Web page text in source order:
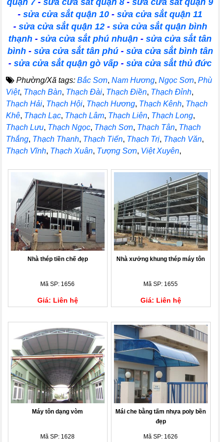
quận 7 - sửa cửa sắt quận 8 - sửa cửa sắt quận 9
- sửa cửa sắt quận 10 - sửa cửa sắt quận 11
- sửa cửa sắt quận 12- sửa cửa sắt quận bình
thạnh - sửa cửa sắt phú nhuận - sửa cửa sắt tân
bình- sửa cửa sắt tân phú- sửa cửa sắt bình tân
- sửa cửa sắt quận gò vấp - sửa cửa sắt thủ đức
Phường/Xã tags: Bắc Sơn,Nam Hương,Ngọc Sơn,Phù
Việt, Thạch Bàn, Thạch Đài, Thạch Điền, Thạch Đỉnh,
Thạch Hải, Thạch Hội, Thạch Hương, Thạch Kênh, Thạch
Khê, Thạch Lạc, Thạch Lâm, Thạch Liên, Thạch Long,
Thạch Lưu, Thạch Ngọc, Thạch Sơn, Thạch Tân, Thạch
Thắng, Thạch Thanh, Thạch Tiến, Thạch Trị, Thạch Văn,
Thạch Vĩnh, Thạch Xuân, Tượng Sơn, Việt Xuyên,
Nhà thép tiền chế đẹp
Mã SP: 1656
Giá: Liên hệ
Nhà xưởng khung thép máy tôn
Mã SP: 1655
Giá: Liên hệ
Máy tôn dạng vòm
Mã SP: 1628
Mái che bằng tấm nhựa poly bền
đẹp
Mã SP: 1626